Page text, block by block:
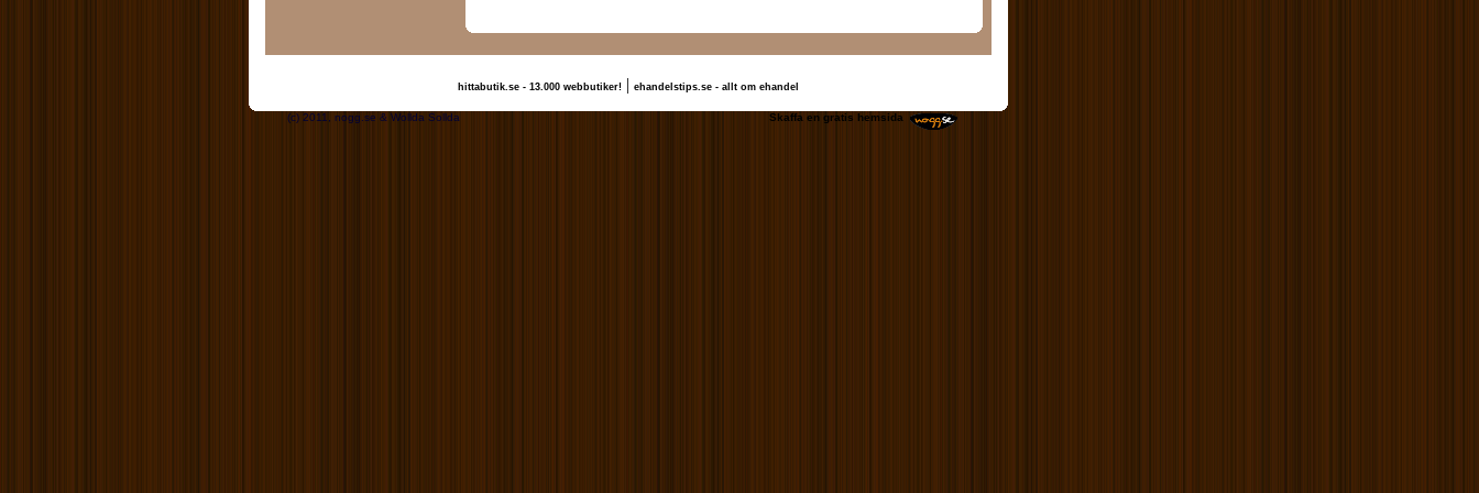
hittabutik.se - 13.000 webbutiker!| ehandelstips.se - allt om ehandel
(c) 2011, nogg.se & Wollda Sollda Skaffa en gratis hemsida